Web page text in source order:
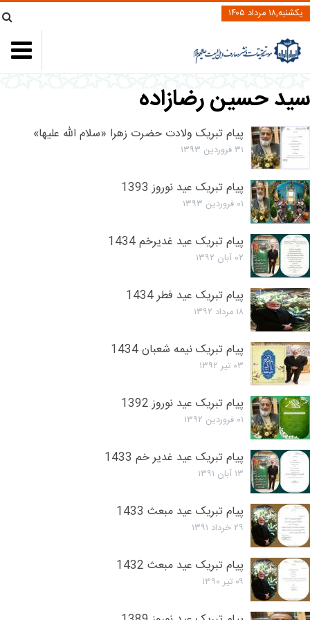
یکشنبه,۱۸ مرداد ۱۴۰۵
سید حسین رضازاده
پیام تبریک ولادت حضرت زهرا «سلام الله علیها»
۳۱ فروردین ۱۳۹۳
پیام تبریک عید نوروز 1393
۰۱ فروردین ۱۳۹۳
پیام تبریک عید غدیرخم 1434
۰۲ آبان ۱۳۹۲
پیام تبریک عید فطر 1434
۱۸ مرداد ۱۳۹۲
پیام تبریک نیمه شعبان 1434
۰۳ تیر ۱۳۹۲
پیام تبریک عید نوروز 1392
۰۱ فروردین ۱۳۹۲
پیام تبریک عید غدیر خم 1433
۱۳ آبان ۱۳۹۱
پیام تبریک عید مبعث 1433
۲۹ خرداد ۱۳۹۱
پیام تبریک عید مبعث 1432
۰۹ تیر ۱۳۹۰